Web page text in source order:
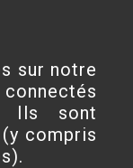
sur notre
Ils sont
compris